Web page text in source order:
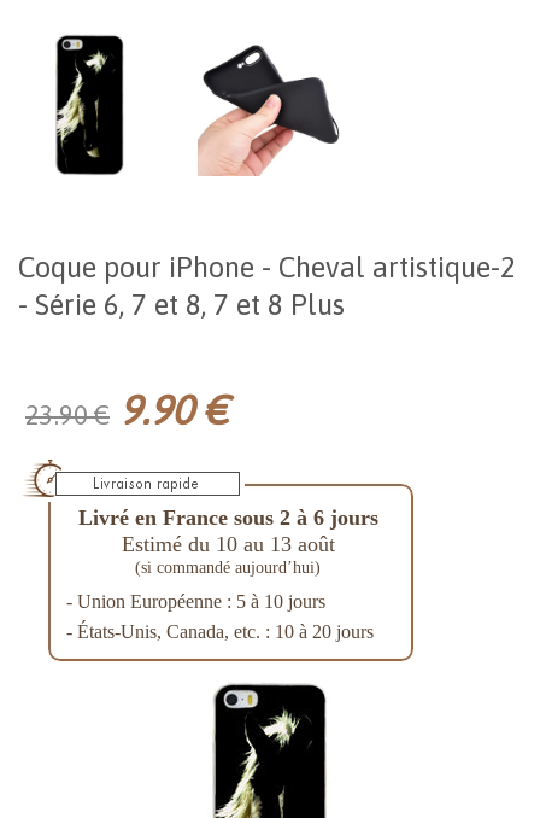
Coque pour iPhone - Cheval artistique-2
- Série 6, 7 et 8, 7 et 8 Plus
23.90 € 9.90 €
Livré en France sous 2 à 6 jours
Estimé du 10 au 13 août
(si commandé aujourd’hui)
- Union Européenne : 5 à 10 jours
- États-Unis, Canada, etc. : 10 à 20 jours